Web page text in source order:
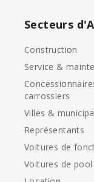
Secteurs
Construction
Service &
carrossiers
Villes &
Représentants
Voitures de
Voitures de pool